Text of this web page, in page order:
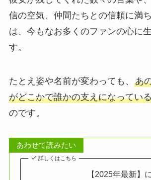
信の空気、仲間たちとの信頼に満
は、今もなお多くのファンの心に
す。
たとえ姿や名前が変わっても、 あ
がどこかで誰かの支えになってい
のです。
あわせて読みたい
詳しくはこちら
【2025年最新】